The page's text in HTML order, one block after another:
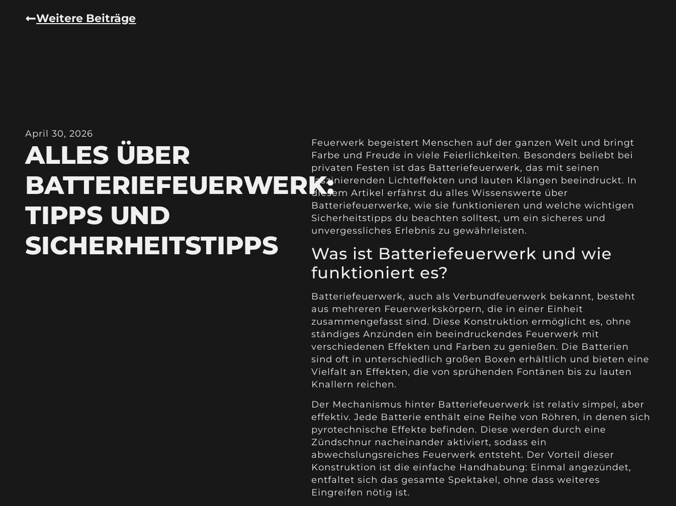
Weitere Beiträge
April 30, 2026
ALLES ÜBER
BATTERIEFEUERWERK:
TIPPS UND
SICHERHEITSTIPPS
Feuerwerk begeistert Menschen auf der ganzen Welt und bringt
Farbe und Freude in viele Feierlichkeiten. Besonders beliebt bei
privaten Festen ist das Batteriefeuerwerk, das mit seinen
faszinierenden Lichteffekten und lauten Klängen beeindruckt. In
diesem Artikel erfährst du alles Wissenswerte über
Batteriefeuerwerke, wie sie funktionieren und welche wichtigen
Sicherheitstipps du beachten solltest, um ein sicheres und
unvergessliches Erlebnis zu gewährleisten.
Was ist Batteriefeuerwerk und wie
funktioniert es?
Batteriefeuerwerk, auch als Verbundfeuerwerk bekannt, besteht
aus mehreren Feuerwerkskörpern, die in einer Einheit
zusammengefasst sind. Diese Konstruktion ermöglicht es, ohne
ständiges Anzünden ein beeindruckendes Feuerwerk mit
verschiedenen Effekten und Farben zu genießen. Die Batterien
sind oft in unterschiedlich großen Boxen erhältlich und bieten eine
Vielfalt an Effekten, die von sprühenden Fontänen bis zu lauten
Knallern reichen.
Der Mechanismus hinter Batteriefeuerwerk ist relativ simpel, aber
effektiv. Jede Batterie enthält eine Reihe von Röhren, in denen sich
pyrotechnische Effekte befinden. Diese werden durch eine
Zündschnur nacheinander aktiviert, sodass ein
abwechslungsreiches Feuerwerk entsteht. Der Vorteil dieser
Konstruktion ist die einfache Handhabung: Einmal angezündet,
entfaltet sich das gesamte Spektakel, ohne dass weiteres
Eingreifen nötig ist.